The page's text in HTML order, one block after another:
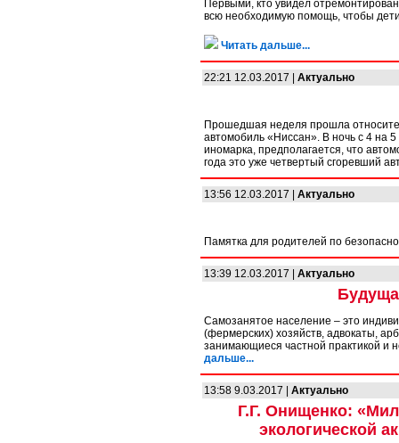
Первыми, кто увидел
всю необходимую помощь, чтобы
Читать дальше...
22:21 12.03.2017 | Актуально
Прошедшая неделя прошла
автомобиль «Ниссан». В ночь с 4 на
иномарка, предполагается, что
года это уже четвертый сгоревший
13:56 12.03.2017 | Актуально
Памятка для родителей по
13:39 12.03.2017 | Актуально
Самозанятое население – это
(фермерских) хозяйств, адвокаты,
занимающиеся частной практикой
дальше...
13:58 9.03.2017 | Актуально
Г.Г. Онищенко:
экологической